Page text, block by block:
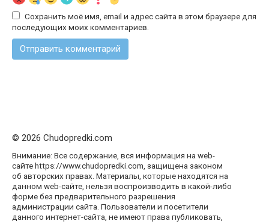
Сохранить моё имя, email и адрес сайта в этом браузере для
последующих моих комментариев.
© 2026 Chudopredki.com
Внимание: Все содержание, вся информация на web-
сайте https://www.chudopredki.com, защищена законом
об авторских правах. Материалы, которые находятся на
данном web-сайте, нельзя воспроизводить в какой-либо
форме без предварительного разрешения
администрации сайта. Пользователи и посетители
данного интернет-сайта, не имеют права публиковать,